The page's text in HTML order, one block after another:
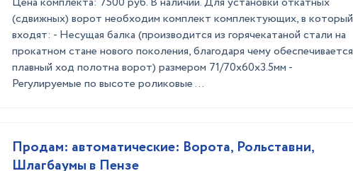
(сдвижных) ворот необходим комплект комплектующих, в который
входят: - Несущая балка (производится из горячекатаной стали на
прокатном стане нового поколения, благодаря чему обеспечивается
плавный ход полотна ворот) размером 71/70х60х3.5мм -
Регулируемые по высоте роликовые ...
Продам: автоматические: Ворота, Рольставни,
Шлагбаумы в Пензе